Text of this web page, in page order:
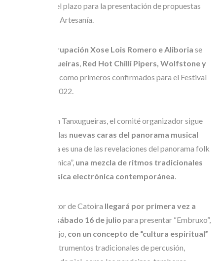
También abre el plazo para la presentación de propuestas
para la Feria de Artesanía.
Baiuca y la agrupación Xose Lois Romero e Aliboria se
Tanxugueiras Red Hot Chilli Pipers, Wolfstone y
como primeros confirmados para el Festival
de Ortigueira 2022.
Al igual que con Tanxugueiras, el comité organizador sigue
apostando por las nuevas caras del panorama musical
. Baiuca es una de las revelaciones del panorama folk
con su “folktrónica”, una mezcla de ritmos tradicionales
gallegos y música electrónica contemporánea
El DJ y productor de Catoira llegará por primera vez a
el sábado 16 de julio para presentar “Embruxo”,
su último trabajo, con un concepto de “cultura espiritual”
en el que los instrumentos tradicionales de percusión,